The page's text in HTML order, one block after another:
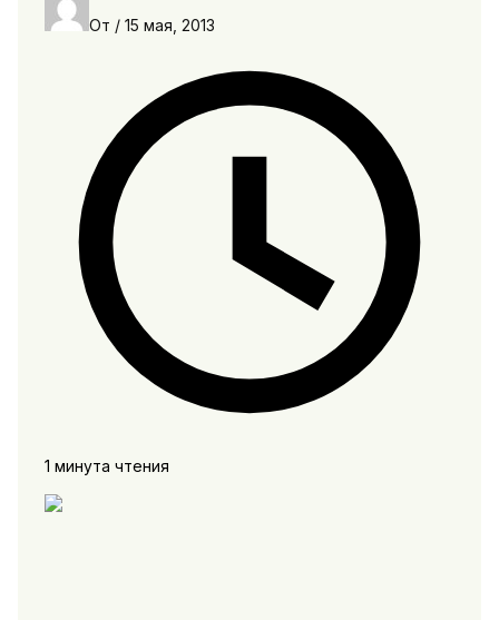
От / 15 мая, 2013
1 минута чтения